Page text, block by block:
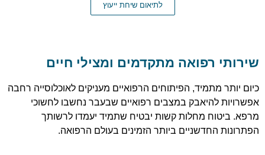
לתיאום שיחת ייעוץ
שירותי רפואה מתקדמים ומצילי חיים
כיום יותר מתמיד, הפיתוחים הרפואיים מעניקים לאוכלוסייה רחבה
אפשרויות להיאבק במצבים רפואיים שבעבר נחשבו לחשוכי
מרפא. ביטוח מחלות קשות יבטיח שתמיד יעמדו לרשותך
הפתרונות החדשניים ביותר הזמינים בעולם הרפואה.